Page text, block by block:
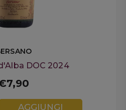
DOC 2024
AGGIUNGI